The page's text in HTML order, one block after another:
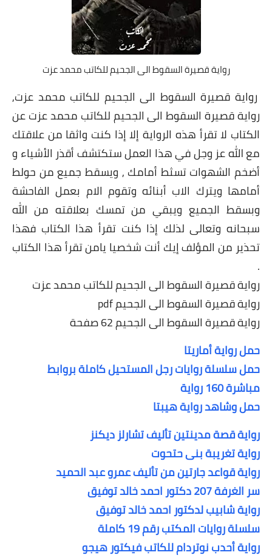
رواية قصيرة السقوط الى الجحيم للكاتب محمد عزت
رواية قصيرة السقوط الى الجحيم للكاتب محمد عزت,
رواية قصيرة السقوط الى الجحيم للكاتب محمد عزت عن
الكتاب لا تقرأ هذه الرواية إلا إذا كنت واثقا من علاقتك
مع الله عز وجل في هذا العمل ستكتشف أقذر الأشياء و
أضخم الشهوات تسثط أمامك , ويسقط جميع من حولط
أمامها ويترك الاب أبنائه وتقوم الام بعمل الفاحشة
وبسقط الجميع ويبقي من تمسك بعلاقته من الله
سبحانه وتعالى لذلك إذا كنت تقرأ هذا الكتاب فهذا
تحذير من المؤلف إيك أنت شخصيا يامن تقرأ هذا الكتاب
.
رواية قصيرة السقوط الى الجحيم للكاتب محمد عزت
رواية قصيرة السقوط الى الجحيم pdf
رواية قصيرة السقوط الى الجحيم 62 صفحة
حمل رواية أماريتا
حمل سلسلة روايات رجل المستحيل كاملة بروابط
مباشرة 160 رواية
حمل وشاهد رواية هيبتا
رواية قصة مدينتين تأليف تشارلز ديكنز
رواية تغريبة بنى حتحوت
رواية قواعد جارتين من تأليف عمرو عبد الحميد
سر الغرفة 207 دكتور احمد خالد توفيق
رواية شابيب لدكتور احمد خالد توفيق
سلسلة روايات المكتب رقم 19 كاملة
رواية أحدب نوتردام للكاتب فيكتور هيجو